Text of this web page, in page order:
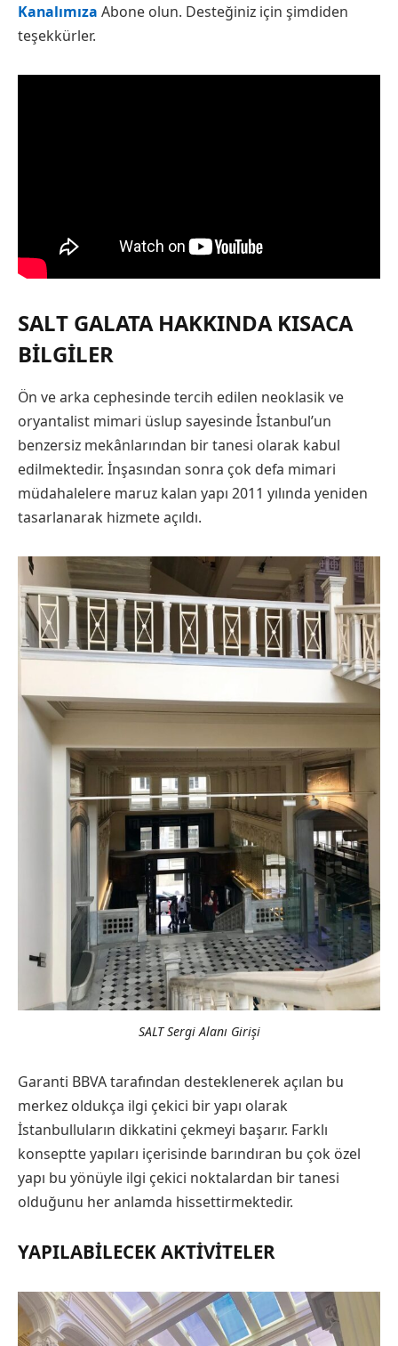
Kanalımıza Abone olun. Desteğiniz için şimdiden
teşekkürler.
SALT GALATA HAKKINDA KISACA
BILGILER
Ön ve arka cephesinde tercih edilen neoklasik ve
oryantalist mimari üslup sayesinde İstanbul’un
benzersiz mekânlarından bir tanesi olarak kabul
edilmektedir. İnşasından sonra çok defa mimari
müdahalelere maruz kalan yapı 2011 yılında yeniden
tasarlanarak hizmete açıldı.
SALT Sergi Alanı Girişi
Garanti BBVA tarafından desteklenerek açılan bu
merkez oldukça ilgi çekici bir yapı olarak
İstanbulluların dikkatini çekmeyi başarır. Farklı
konseptte yapıları içerisinde barındıran bu çok özel
yapı bu yönüyle ilgi çekici noktalardan bir tanesi
olduğunu her anlamda hissettirmektedir.
YAPILABILECEK AKTIVITELER